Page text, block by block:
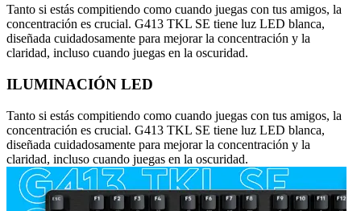
Tanto si estás compitiendo como cuando juegas con tus amigos, la
concentración es crucial. G413 TKL SE tiene luz LED blanca,
diseñada cuidadosamente para mejorar la concentración y la
claridad, incluso cuando juegas en la oscuridad.
ILUMINACIÓN LED
Tanto si estás compitiendo como cuando juegas con tus amigos, la
concentración es crucial. G413 TKL SE tiene luz LED blanca,
diseñada cuidadosamente para mejorar la concentración y la
claridad, incluso cuando juegas en la oscuridad.